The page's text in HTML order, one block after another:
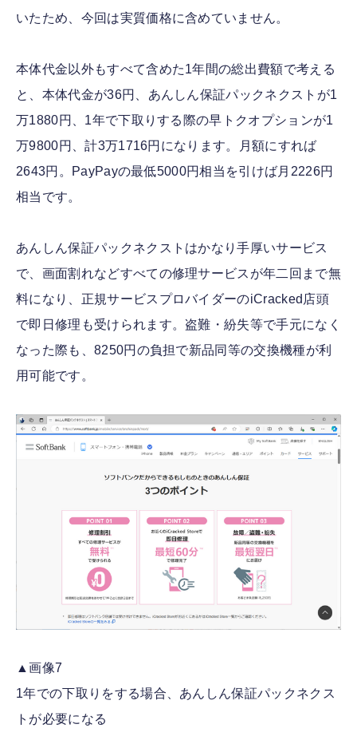
いたため、今回は実質価格に含めていません。
本体代金以外もすべて含めた1年間の総出費額で考える
と、本体代金が36円、あんしん保証パックネクストが1
万1880円、1年で下取りする際の早トクオプションが1
万9800円、計3万1716円になります。月額にすれば
2643円。PayPayの最低5000円相当を引けば月2226円
相当です。
あんしん保証パックネクストはかなり手厚いサービス
で、画面割れなどすべての修理サービスが年二回まで無
料になり、正規サービスプロバイダーのiCracked店頭
で即日修理も受けられます。盗難・紛失等で手元になく
なった際も、8250円の負担で新品同等の交換機種が利
用可能です。
▲画像7
1年での下取りをする場合、あんしん保証パックネクス
トが必要になる